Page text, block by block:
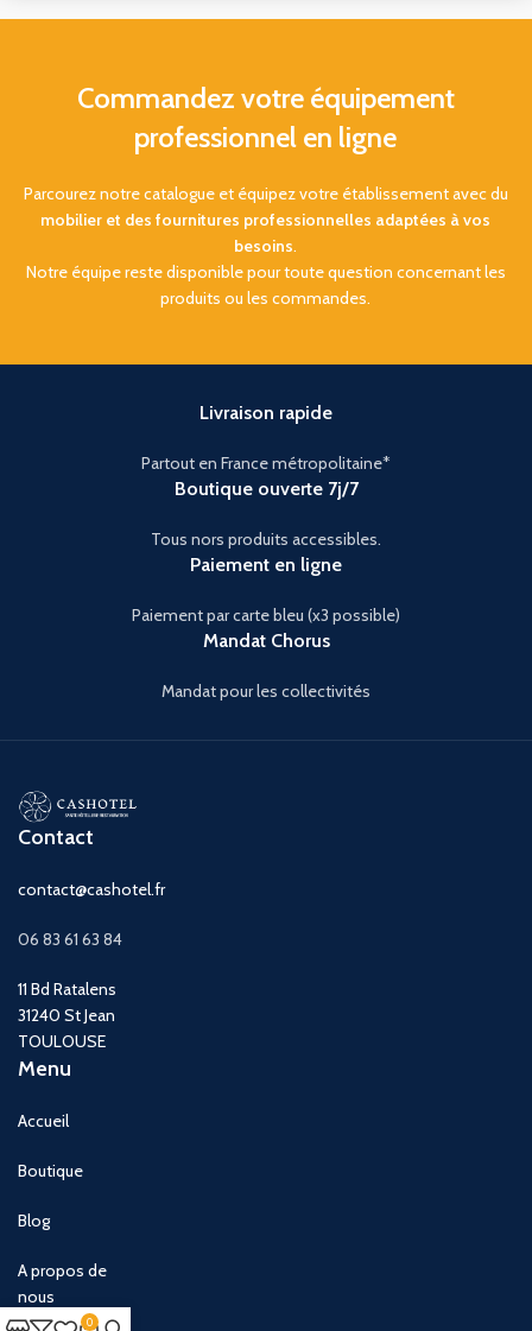
Commandez votre équipement
professionnel en ligne
Parcourez notre catalogue et équipez votre établissement avec du
mobilier et des fournitures professionnelles adaptées à vos
besoins.
Notre équipe reste disponible pour toute question concernant les
produits ou les commandes.
Livraison rapide
Partout en France métropolitaine*
Boutique ouverte 7j/7
Tous nors produits accessibles.
Paiement en ligne
Paiement par carte bleu (x3 possible)
Mandat Chorus
Mandat pour les collectivités
Contact
contact@cashotel.fr
06 83 61 63 84
11 Bd Ratalens
31240 St Jean
TOULOUSE
Menu
Accueil
Boutique
Blog
A propos de
nous
0